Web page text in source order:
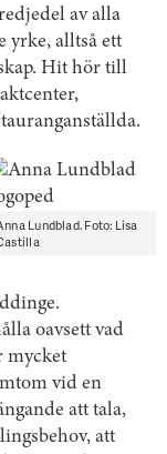
av alla
yrke, alltså ett
Hit hör till
Lundblad. Foto: Lisa
oavsett vad
mycket
vid en
att tala,
att